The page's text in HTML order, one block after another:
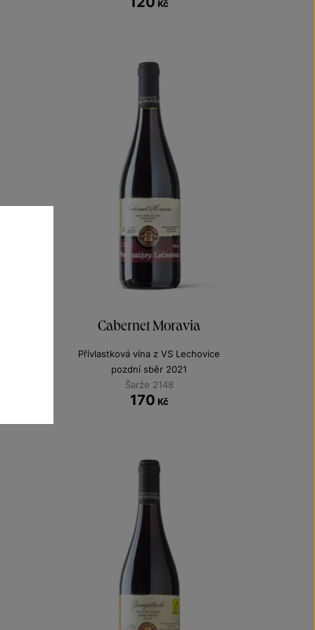
Kč
Cabernet Moravia
Přívlastková vína z VS Lechovice
pozdní sběr 2021
Šarže 2148
170 Kč